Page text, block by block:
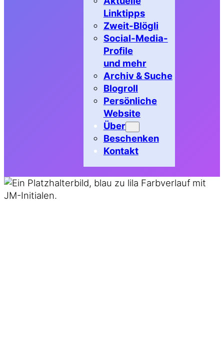
Linktipps
Zweit-Blögli
Social-Media-
Profile
und mehr
Archiv & Suche
Blogroll
Persönliche
Website
Über
Beschenken
Kontakt